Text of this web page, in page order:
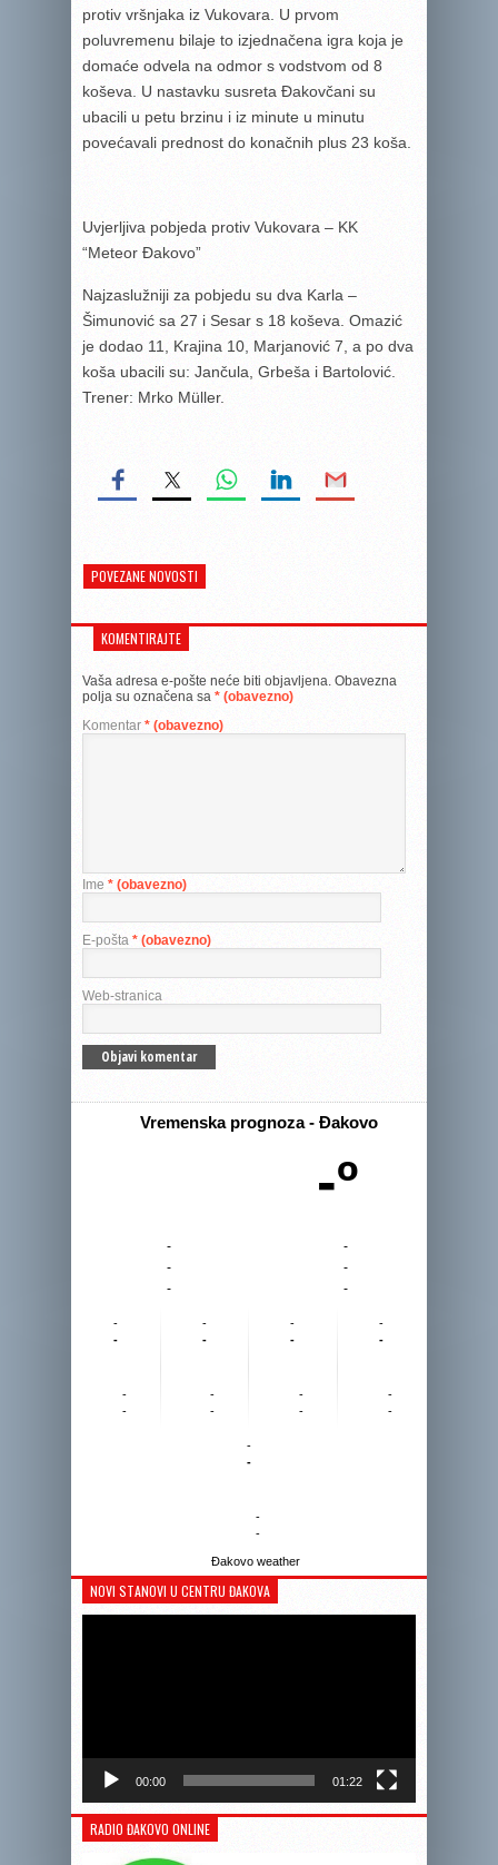
protiv vršnjaka iz Vukovara. U prvom
poluvremenu bilaje to izjednačena igra koja je
domaće odvela na odmor s vodstvom od 8
koševa. U nastavku susreta Đakovčani su
ubacili u petu brzinu i iz minute u minutu
povećavali prednost do konačnih plus 23 koša.
Uvjerljiva pobjeda protiv Vukovara – KK
“Meteor Đakovo”
Najzaslužniji za pobjedu su dva Karla –
Šimunović sa 27 i Sesar s 18 koševa. Omazić
je dodao 11, Krajina 10, Marjanović 7, a po dva
koša ubacili su: Jančula, Grbeša i Bartolović.
Trener: Mrko Müller.
POVEZANE NOVOSTI
KOMENTIRAJTE
Vaša adresa e-pošte neće biti objavljena. Obavezna
polja su označena sa * (obavezno)
Komentar * (obavezno)
Ime * (obavezno)
E-pošta * (obavezno)
Web-stranica
Vremenska prognoza - Đakovo
-º
-
-
-
-
-
-
-
-
-
-
-
-
-
-
-
-
-
-
-
-
-
-
-
-
-
-
Đakovo weather
NOVI STANOVI U CENTRU ĐAKOVA
00:00 01:22
RADIO ĐAKOVO ONLINE